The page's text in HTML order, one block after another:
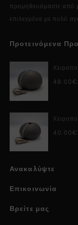
προμηθευόμαστε από
επιλεγμένα με πολύ
Προτεινόμενα
48.00€
40.00€
Ανακαλύψτε
Επικοινωνία
Βρείτε μας